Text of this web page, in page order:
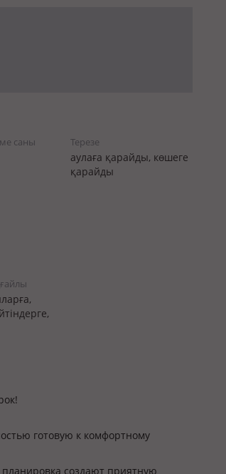
саны Терезе
аулаға қарайды, көшеге
қарайды
готовую к комфортному
создают приятную